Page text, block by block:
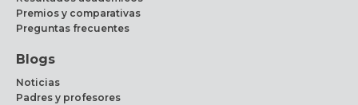
Premios y comparativas
Preguntas frecuentes
Blogs
Noticias
Padres y profesores